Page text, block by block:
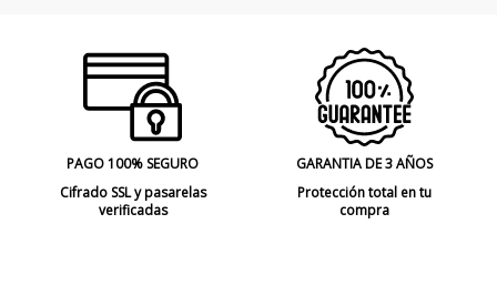
PAGO 100% SEGURO
Cifrado SSL y pasarelas
verificadas
GARANTIA DE 3 AÑOS
Protección total en tu
compra